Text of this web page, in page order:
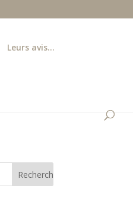
Leurs avis…